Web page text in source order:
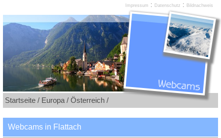
Startseite / Europa / Österreich /
Webcams in Flattach
Impressum : Datenschutz : Bildnachweis